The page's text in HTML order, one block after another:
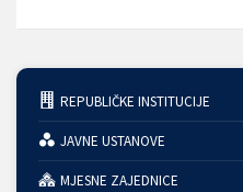
REPUBLIČKE INSTITUCIJE
JAVNE USTANOVE
MJESNE ZAJEDNICE